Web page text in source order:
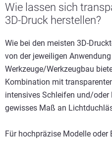
Wie lassen sich
3D-Druck herstellen?
Wie bei den meisten 3D-
von der jeweiligen
Werkzeuge/Werkzeugbau
Kombination mit
intensives Schleifen und/
gewisses Maß an
Für hochpräzise Modelle oder